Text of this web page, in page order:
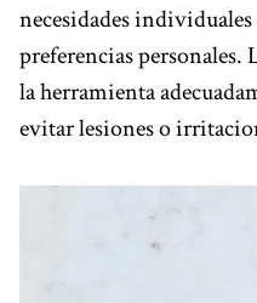
necesidades individuales
preferencias
la herramienta
evitar lesiones o